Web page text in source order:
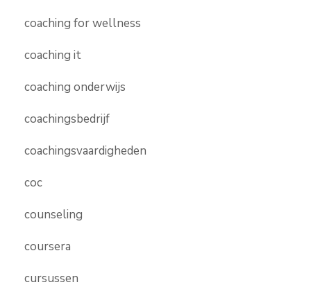
coaching for wellness
coaching it
coaching onderwijs
coachingsbedrijf
coachingsvaardigheden
coc
counseling
coursera
cursussen